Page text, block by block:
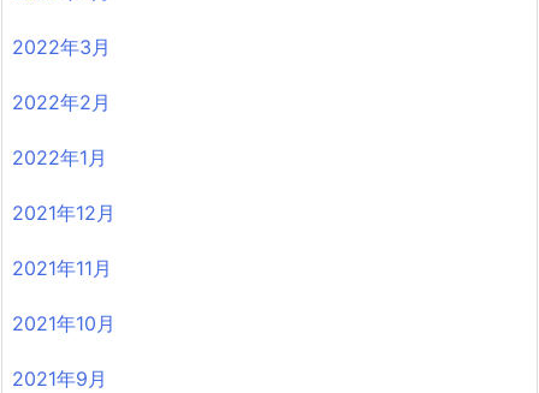
2022年3月
2022年2月
2022年1月
2021年12月
2021年11月
2021年10月
2021年9月